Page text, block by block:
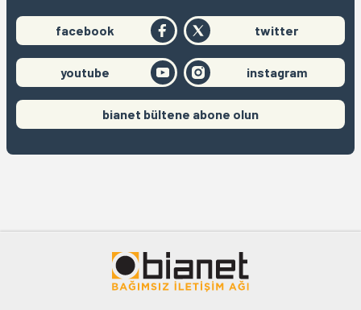
facebook twitter
youtube instagram
bianet bültene abone olun